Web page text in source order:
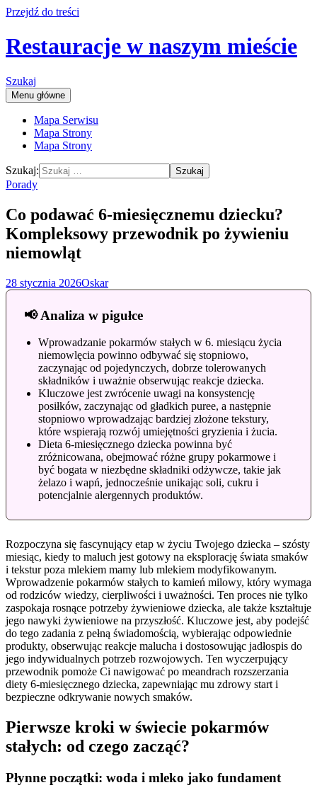
Przejdź do treści
Restauracje w naszym mieście
Szukaj
Menu główne
Mapa Serwisu
Mapa Strony
Mapa Strony
Szukaj:
Porady
Co podawać 6-miesięcznemu dziecku?
Kompleksowy przewodnik po żywieniu
niemowląt
28 stycznia 2026Oskar
📢 Analiza w pigułce
Wprowadzanie pokarmów stałych w 6. miesiącu życia
niemowlęcia powinno odbywać się stopniowo,
zaczynając od pojedynczych, dobrze tolerowanych
składników i uważnie obserwując reakcje dziecka.
Kluczowe jest zwrócenie uwagi na konsystencję
posiłków, zaczynając od gładkich puree, a następnie
stopniowo wprowadzając bardziej złożone tekstury,
które wspierają rozwój umiejętności gryzienia i żucia.
Dieta 6-miesięcznego dziecka powinna być
zróżnicowana, obejmować różne grupy pokarmowe i
być bogata w niezbędne składniki odżywcze, takie jak
żelazo i wapń, jednocześnie unikając soli, cukru i
potencjalnie alergennych produktów.
Rozpoczyna się fascynujący etap w życiu Twojego dziecka – szósty
miesiąc, kiedy to maluch jest gotowy na eksplorację świata smaków
i tekstur poza mlekiem mamy lub mlekiem modyfikowanym.
Wprowadzenie pokarmów stałych to kamień milowy, który wymaga
od rodziców wiedzy, cierpliwości i uważności. Ten proces nie tylko
zaspokaja rosnące potrzeby żywieniowe dziecka, ale także kształtuje
jego nawyki żywieniowe na przyszłość. Kluczowe jest, aby podejść
do tego zadania z pełną świadomością, wybierając odpowiednie
produkty, obserwując reakcje malucha i dostosowując jadłospis do
jego indywidualnych potrzeb rozwojowych. Ten wyczerpujący
przewodnik pomoże Ci nawigować po meandrach rozszerzania
diety 6-miesięcznego dziecka, zapewniając mu zdrowy start i
bezpieczne odkrywanie nowych smaków.
Pierwsze kroki w świecie pokarmów
stałych: od czego zacząć?
Płynne początki: woda i mleko jako fundament